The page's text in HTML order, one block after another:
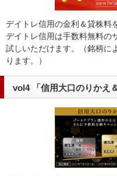
デイトレ信用の金利＆貸株料
デイトレ信用は手数料無料の
試しいただけます。（銘柄に
ります。）
vol4 「信用大口のりかえ